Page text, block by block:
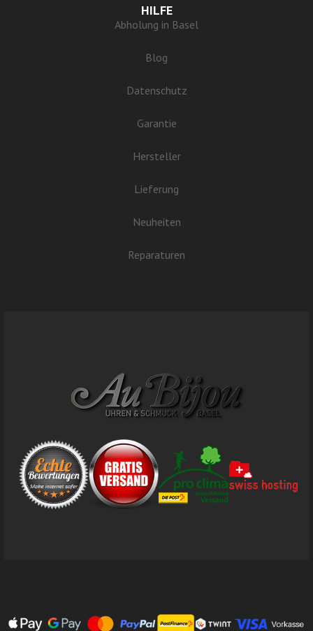
HILFE
Abholung in Basel
Blog
Datenschutz
Garantie
Hersteller
Lieferung
Neuheiten
Reparaturen